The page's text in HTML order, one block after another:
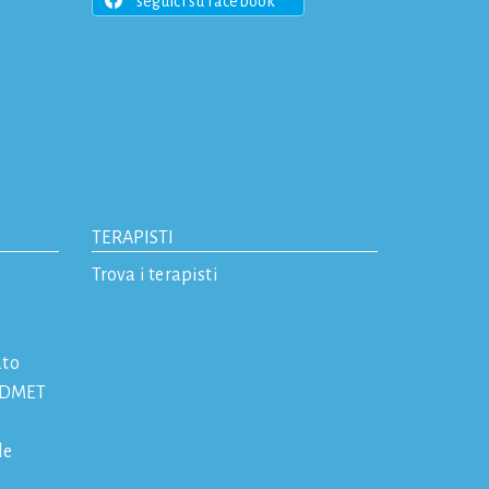
TERAPISTI
Trova i terapisti